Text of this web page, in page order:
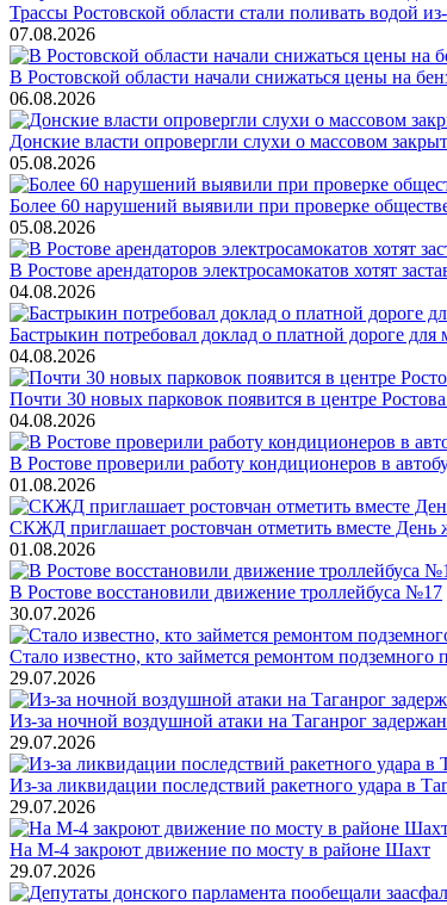
Трассы Ростовской области стали поливать водой
07.08.2026
В Ростовской области начали снижаться цены на
06.08.2026
Донские власти опровергли слухи о массовом
05.08.2026
Более 60 нарушений выявили при проверке
05.08.2026
В Ростове арендаторов электросамокатов хотят
04.08.2026
Бастрыкин потребовал доклад о платной дороге
04.08.2026
Почти 30 новых парковок появится в центре Ростова
04.08.2026
В Ростове проверили работу кондиционеров в
01.08.2026
СКЖД приглашает ростовчан отметить вместе День
01.08.2026
В Ростове восстановили движение троллейбуса №17
30.07.2026
Стало известно, кто займется ремонтом
29.07.2026
Из-за ночной воздушной атаки на Таганрог
29.07.2026
Из-за ликвидации последствий ракетного удара в
29.07.2026
На М-4 закроют движение по мосту в районе Шахт
29.07.2026